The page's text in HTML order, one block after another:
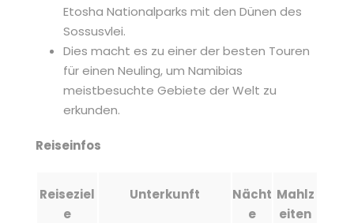
Etosha Nationalparks mit den Dünen des
Sossusvlei.
Dies macht es zu einer der besten Touren
für einen Neuling, um Namibias
meistbesuchte Gebiete der Welt zu
erkunden.
Reiseinfos
Reiseziel
e
Unterkunft
Nächt
e
Mahlz
eiten